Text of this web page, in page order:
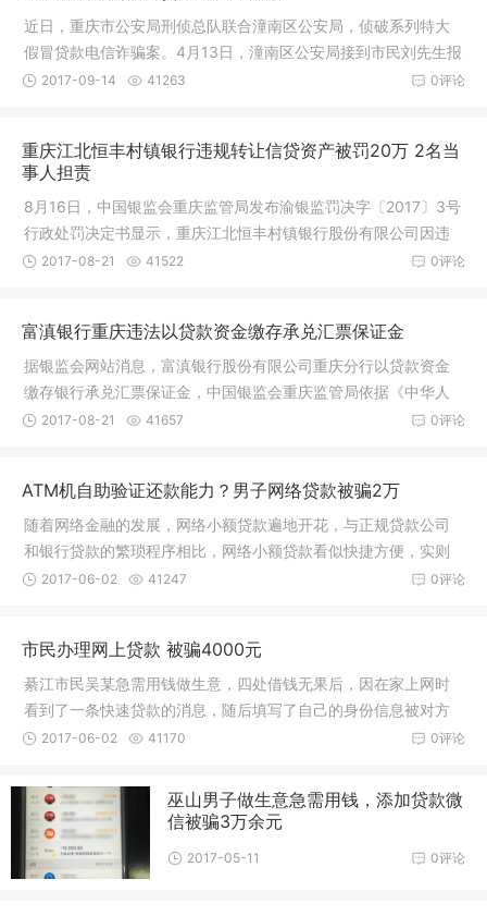
近日，重庆市公安局刑侦总队联合潼南区公安局，侦破系列特大
假冒贷款电信诈骗案。4月13日，潼南区公安局接到市民刘先生报
警，称其
0评论
2017-09-14 41263
重庆江北恒丰村镇银行违规转让信贷资产被罚20万 2名当
事人担责
8月16日，中国银监会重庆监管局发布渝银监罚决字〔2017〕3号
行政处罚决定书显示，重庆江北恒丰村镇银行股份有限公司因违
规被罚20
0评论
2017-08-21 41522
富滇银行重庆违法以贷款资金缴存承兑汇票保证金
据银监会网站消息，富滇银行股份有限公司重庆分行以贷款资金
缴存银行承兑汇票保证金，中国银监会重庆监管局依据《中华人
民共和国
0评论
2017-08-21 41657
ATM机自助验证还款能力？男子网络贷款被骗2万
随着网络金融的发展，网络小额贷款遍地开花，与正规贷款公司
和银行贷款的繁琐程序相比，网络小额贷款看似快捷方便，实则
安全隐患
0评论
2017-06-02 41247
市民办理网上贷款 被骗4000元
綦江市民吴某急需用钱做生意，四处借钱无果后，因在家上网时
看到了一条快速贷款的消息，随后填写了自己的身份信息被对方
以办理贷
0评论
2017-06-02 41170
巫山男子做生意急需用钱，添加贷款微
信被骗3万余元
0评论
2017-05-11